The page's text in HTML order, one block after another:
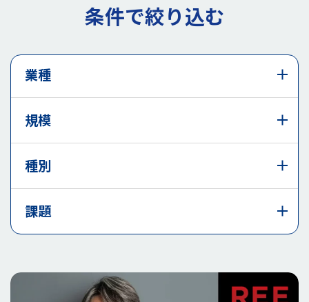
条件で絞り込む
業種
規模
種別
課題